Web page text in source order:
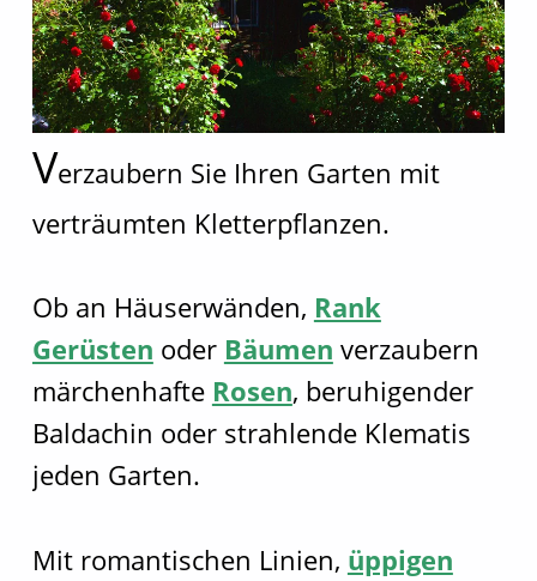
Verzaubern Sie Ihren Garten mit
verträumten Kletterpflanzen.
Ob an Häuserwänden, Rank
Gerüsten oder Bäumen verzaubern
märchenhafte Rosen, beruhigender
Baldachin oder strahlende Klematis
jeden Garten.
Mit romantischen Linien, üppigen